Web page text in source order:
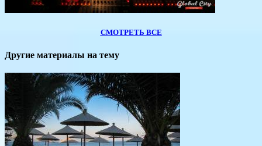
СМОТРЕТЬ ВСЕ
Другие материалы на тему